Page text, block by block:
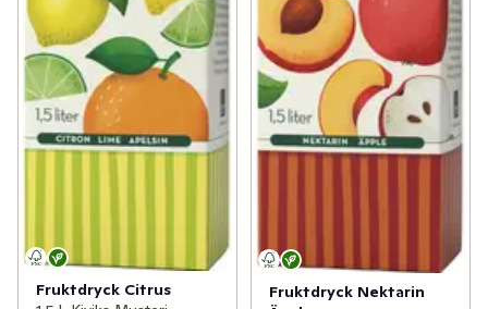
Fruktdryck Citrus
Fruktdryck Nektarin